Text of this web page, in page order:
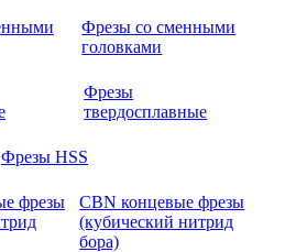
Фрезы со сменными
головками
Фрезы
твердосплавные
Фрезы HSS
CBN концевые фрезы
(кубический нитрид
бора)